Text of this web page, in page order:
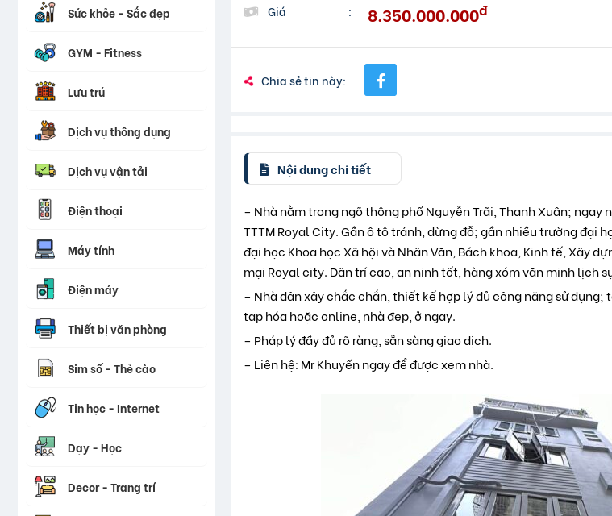
Sức khỏe - Sắc đẹp
GYM - Fitness
Lưu trú
Dịch vụ thông dụng
Dịch vụ vận tải
Điện thoại
Máy tính
Điện máy
Thiết bị văn phòng
Sim số - Thẻ cào
Tin học - Internet
Dạy - Học
Decor - Trang trí
Giá
: 8.350.000.000đ
Chia sẻ tin này:
Nội dung chi tiết
– Nhà nằm trong ngõ thông phố Nguyễn Trãi, Thanh Xuân; ngay
TTTM Royal City. Gần ô tô tránh, dừng đỗ; gần nhiều trường đại
đại học Khoa học Xã hội và Nhân Văn, Bách khoa, Kinh tế, Xây
mại Royal city. Dân trí cao, an ninh tốt, hàng xóm văn minh lịch
– Nhà dân xây chắc chắn, thiết kế hợp lý đủ công năng sử dụng;
tạp hóa hoặc online, nhà đẹp, ở ngay.
– Pháp lý đầy đủ rõ ràng, sẵn sàng giao dịch.
– Liên hệ: Mr Khuyến ngay để được xem nhà.